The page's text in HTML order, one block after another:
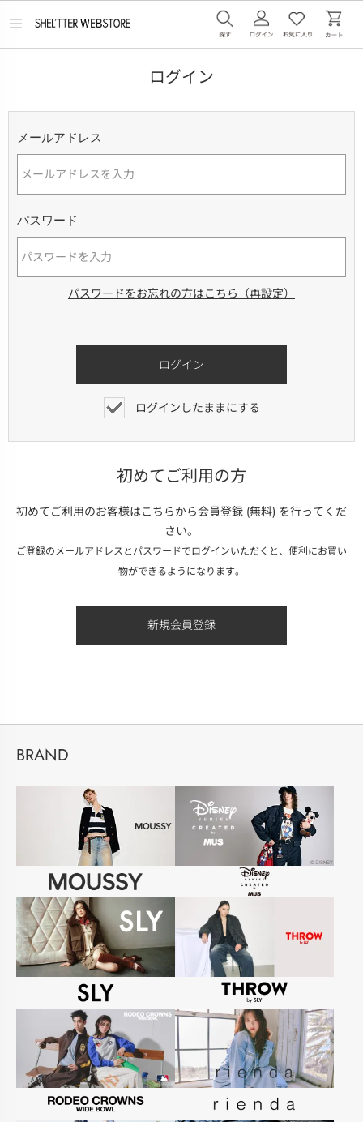
メ
ログイン
メールアドレス
パスワード
パスワードをお忘れの方はこちら（再設定）
ログインしたままにする
初めてご利用の方
初めてご利用のお客様はこちらから会員登録 (無料) を行ってくだ
さい。
ご登録のメールアドレスとパスワードでログインいただくと、便利にお買い
物ができるようになります。
BRAND